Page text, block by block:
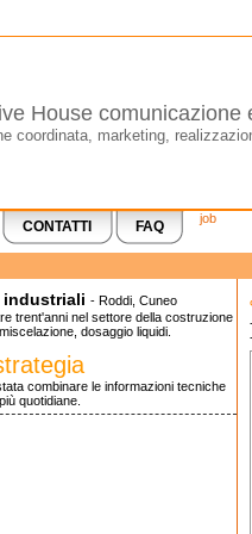
House comunicazione
coordinata, marketing,
CONTATTI FAQ job
industriali - Roddi, Cuneo
trent'anni nel settore della costruzione
dosaggio liquidi.
combinare le informazioni tecniche
quotidiane.